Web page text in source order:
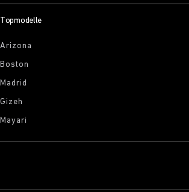
Topmodelle
Arizona
Boston
Madrid
Gizeh
Mayari